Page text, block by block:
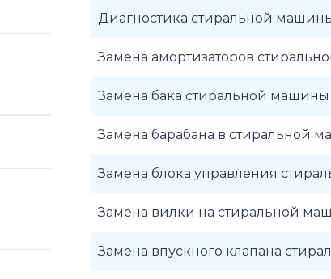
Диагностика стиральной
Замена амортизаторов
Замена бака стиральной машины
Замена барабана в стиральной
Замена блока управления
Замена вилки на стиральной
Замена впускного клапана